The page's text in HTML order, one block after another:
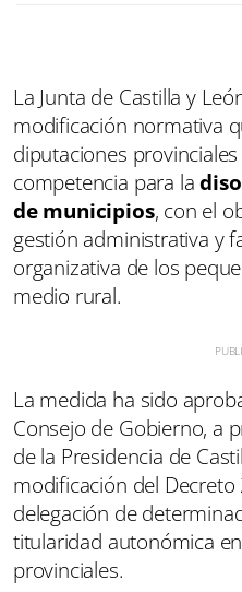
La Junta de Castilla y
modificación normativa
diputaciones
competencia para la
de municipios, con el
gestión administrativa y
organizativa de los
medio rural.
La medida ha sido
Consejo de Gobierno, a
de la Presidencia de
modificación del
delegación de
titularidad autonómica
provinciales.